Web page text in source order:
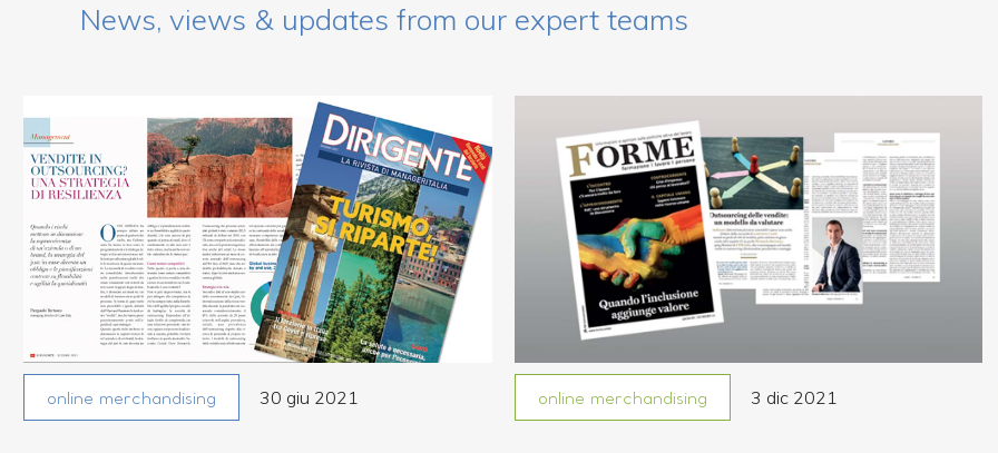
News, views & updates from our expert teams
online merchandising 30 giu 2021 online merchandising 3 dic 2021